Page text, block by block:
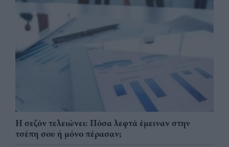
Η σεζόν τελειώνει: Πόσα λεφτά έμειναν στην
τσέπη σου ή μόνο πέρασαν;